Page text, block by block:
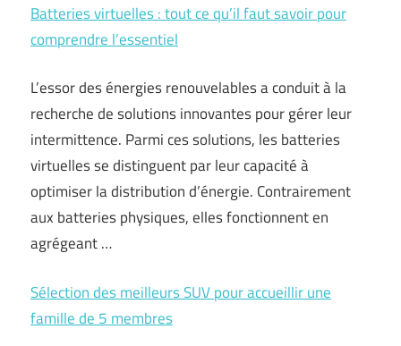
Batteries virtuelles : tout ce qu’il faut savoir pour
comprendre l’essentiel
L’essor des énergies renouvelables a conduit à la
recherche de solutions innovantes pour gérer leur
intermittence. Parmi ces solutions, les batteries
virtuelles se distinguent par leur capacité à
optimiser la distribution d’énergie. Contrairement
aux batteries physiques, elles fonctionnent en
agrégeant …
Sélection des meilleurs SUV pour accueillir une
famille de 5 membres